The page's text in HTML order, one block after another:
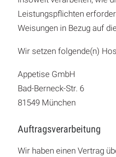
Leistungspflichten
Weisungen in Bezug auf
Wir setzen folgende(n)
Appetise GmbH
Bad-Berneck-Str. 6
81549 München
Auftragsverarbeitung
Wir haben einen Vertrag